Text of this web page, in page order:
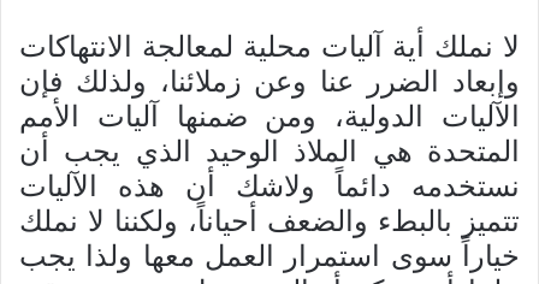
لا نملك أية آليات محلية لمعالجة الانتهاكات
وإبعاد الضرر عنا وعن زملائنا، ولذلك فإن
الآليات الدولية، ومن ضمنها آليات الأمم
المتحدة هي الملاذ الوحيد الذي يجب أن
نستخدمه دائماً ولاشك أن هذه الآليات
تتميز بالبطء والضعف أحياناً، ولكننا لا نملك
خياراً سوى استمرار العمل معها ولذا يجب